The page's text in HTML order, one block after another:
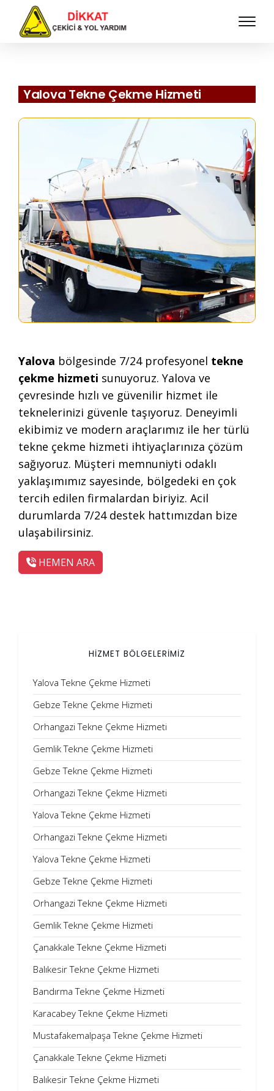
Yalova Tekne Çekme Hizmeti
Yalova bölgesinde 7/24 profesyonel tekne
çekme hizmeti sunuyoruz. Yalova ve
çevresinde hızlı ve güvenilir hizmet ile
teknelerinizi güvenle taşıyoruz. Deneyimli
ekibimiz ve modern araçlarımız ile her türlü
tekne çekme hizmeti ihtiyaçlarınıza çözüm
sağıyoruz. Müşteri memnuniyti odaklı
yaklaşımımız sayesinde, bölgedeki en çok
tercih edilen firmalardan biriyiz. Acil
durumlarda 7/24 destek hattımızdan bize
ulaşabilirsiniz.
HEMEN ARA
HİZMET BÖLGELERİMİZ
Yalova Tekne Çekme Hizmeti
Gebze Tekne Çekme Hizmeti
Orhangazi Tekne Çekme Hizmeti
Gemlik Tekne Çekme Hizmeti
Gebze Tekne Çekme Hizmeti
Orhangazi Tekne Çekme Hizmeti
Yalova Tekne Çekme Hizmeti
Orhangazi Tekne Çekme Hizmeti
Yalova Tekne Çekme Hizmeti
Gebze Tekne Çekme Hizmeti
Orhangazi Tekne Çekme Hizmeti
Gemlik Tekne Çekme Hizmeti
Çanakkale Tekne Çekme Hizmeti
Balıkesir Tekne Çekme Hizmeti
Bandırma Tekne Çekme Hizmeti
Karacabey Tekne Çekme Hizmeti
Mustafakemalpaşa Tekne Çekme Hizmeti
Çanakkale Tekne Çekme Hizmeti
Balıkesir Tekne Çekme Hizmeti